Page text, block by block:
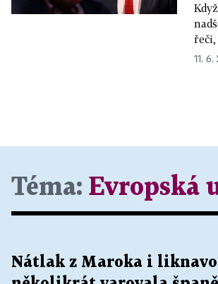
11.
Téma: Evropská
Nátlak z Maroka i